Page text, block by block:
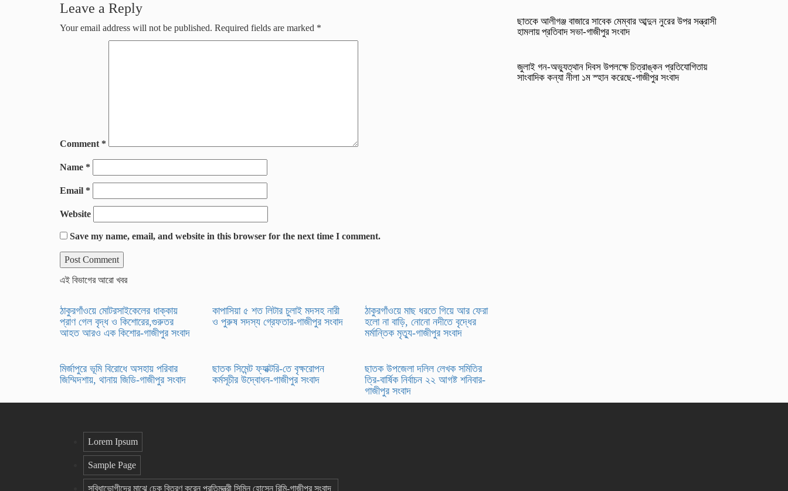
Leave a Reply
Your email address will not be published. Required fields are marked *
Comment *
Name *
Email *
Website
Save my name, email, and website in this browser for the next time I comment.
এই বিভাগের আরো খবর
ঠাকুরগাঁওয়ে মোটরসাইকেলের ধাক্কায়
প্রাণ গেল বৃদ্ধ ও কিশোরের,গুরুতর
আহত আরও এক কিশোর-গাজীপুর সংবাদ
কাপাসিয়া ৫ শত লিটার চুলাই মদসহ নারী
ও পুরুষ সদস্য গ্রেফতার-গাজীপুর সংবাদ
ঠাকুরগাঁওয়ে মাছ ধরতে গিয়ে আর ফেরা
হলো না বাড়ি, নোনো নদীতে বৃদ্ধের
মর্মান্তিক মৃত্যু-গাজীপুর সংবাদ
মির্জাপুরে ভূমি বিরোধে অসহায় পরিবার
জিম্মিদশায়, থানায় জিডি-গাজীপুর সংবাদ
ছাতক সিমেন্ট ফ্যাক্টরি-তে বৃক্ষরোপন
কর্মসূচীর উদ্বোধন-গাজীপুর সংবাদ
ছাতক উপজেলা দলিল লেখক সমিতির
ত্রি-বার্ষিক নির্বাচন ২২ আগষ্ট শনিবার-
গাজীপুর সংবাদ
ছাতকে আলীগঞ্জ বাজারে সাবেক মেম্বার আব্দুন নুরের উপর সন্ত্রাসী
হামলায় প্রতিবাদ সভা-গাজীপুর সংবাদ
জুলাই গন-অভ্যুত্থান দিবস উপলক্ষে চিত্রাঙ্কন প্রতিযোগিতায়
সাংবাদিক কন্যা নীলা ১ম স্হান করেছে-গাজীপুর সংবাদ
Lorem Ipsum
Sample Page
সুবিধাভোগীদের মাঝে চেক বিতরণ করেন প্রতিমন্ত্রী সিমিন হোসেন রিমি-গাজীপুর সংবাদ